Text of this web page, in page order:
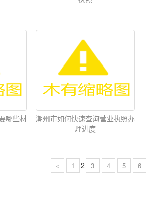
哪些材
潮州市如何快速查询营业执照办
理进度
« 1 2 3 4 5 6